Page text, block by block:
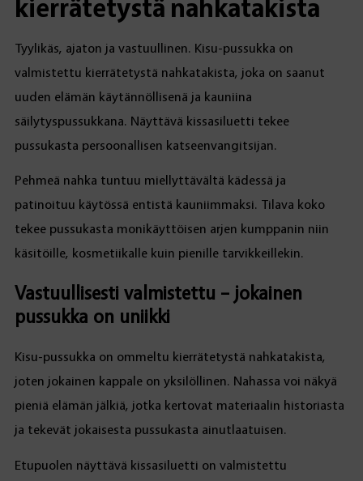
kierrätetystä nahkatakista
Tyylikäs, ajaton ja vastuullinen. Kisu-pussukka on
valmistettu kierrätetystä nahkatakista, joka on saanut
uuden elämän käytännöllisenä ja kauniina
säilytyspussukkana. Näyttävä kissasiluetti tekee
pussukasta persoonallisen katseenvangitsijan.
Pehmeä nahka tuntuu miellyttävältä kädessä ja
patinoituu käytössä entistä kauniimmaksi. Tilava koko
tekee pussukasta monikäyttöisen arjen kumppanin niin
käsitöille, kosmetiikalle kuin pienille tarvikkeillekin.
Vastuullisesti valmistettu – jokainen
pussukka on uniikki
Kisu-pussukka on ommeltu kierrätetystä nahkatakista,
joten jokainen kappale on yksilöllinen. Nahassa voi näkyä
pieniä elämän jälkiä, jotka kertovat materiaalin historiasta
ja tekevät jokaisesta pussukasta ainutlaatuisen.
Etupuolen näyttävä kissasiluetti on valmistettu